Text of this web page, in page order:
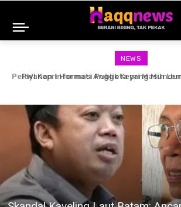
NEWS
PWI Kepri Hormati Anggota yang Mundur,